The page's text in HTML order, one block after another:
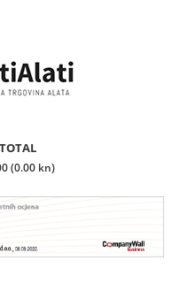
TOTAL
(0.00 kn)